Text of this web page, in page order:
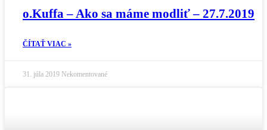
o.Kuffa – Ako sa máme modliť – 27.7.2019
ČÍTAŤ VIAC »
31. júla 2019 Nekomentované